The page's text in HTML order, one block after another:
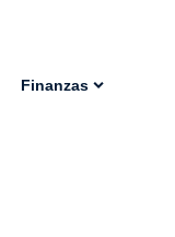
Finanzas